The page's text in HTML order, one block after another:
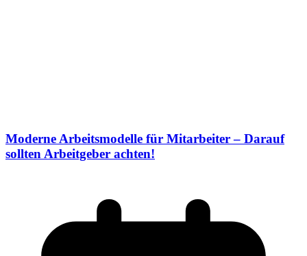
Moderne Arbeitsmodelle für Mitarbeiter – Darauf
sollten Arbeitgeber achten!